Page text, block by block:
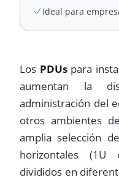
Ideal para
Los PDUspara
aumentan la
administración del
otros ambientes
amplia selección
horizontales (1U
divididos en